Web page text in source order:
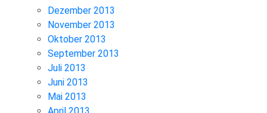
Dezember 2013
November 2013
Oktober 2013
September 2013
Juli 2013
Juni 2013
Mai 2013